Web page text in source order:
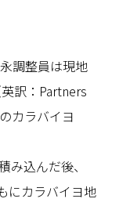
調整員は現地
訳：Partners
カラバイヨ
み込んだ後、
にカラバイヨ地